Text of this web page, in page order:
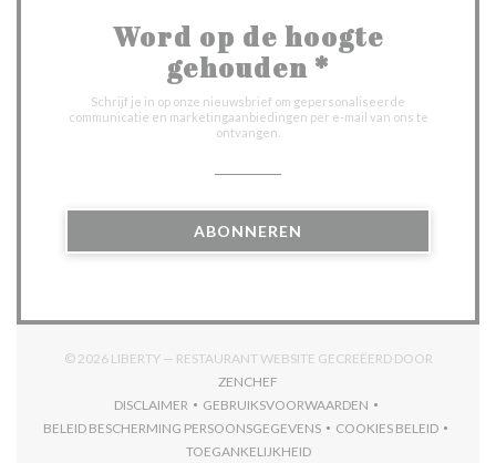
Word op de hoogte
gehouden *
Schrijf je in op onze nieuwsbrief om gepersonaliseerde
communicatie en marketingaanbiedingen per e-mail van ons te
ontvangen.
ABONNEREN
© 2026 LIBERTY — RESTAURANT WEBSITE GECREËERD DOOR
ZENCHEF
DISCLAIMER
((OPENT IN EEN NIEUW VENSTER))
GEBRUIKSVOORWAARDEN
((OPENT IN EEN NIEUW
BELEID BESCHERMING PERSOONSGEGEVENS
((OPENT IN EEN NIEUW VENSTER))
COOKIES BELEID
((OPENT IN EEN
TOEGANKELIJKHEID